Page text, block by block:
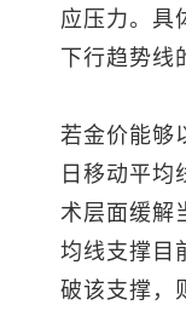
应压力。具
下行趋势线
若金价能够
日移动平均
术层面缓解
均线支撑目
破该支撑，